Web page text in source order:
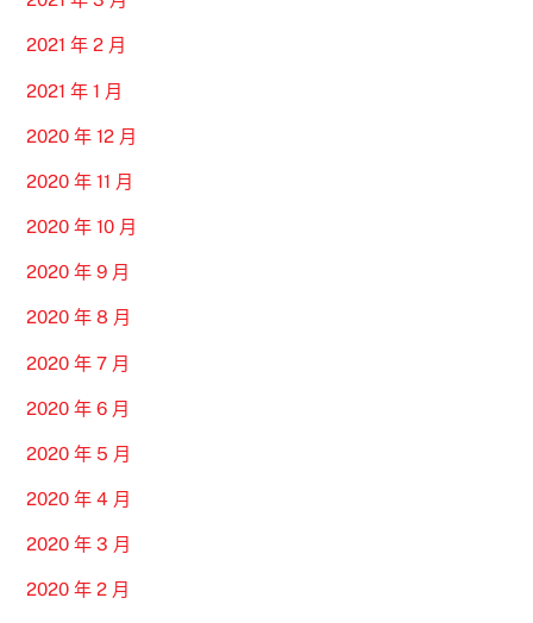
2021 年 2 月
2021 年 1 月
2020 年 12 月
2020 年 11 月
2020 年 10 月
2020 年 9 月
2020 年 8 月
2020 年 7 月
2020 年 6 月
2020 年 5 月
2020 年 4 月
2020 年 3 月
2020 年 2 月